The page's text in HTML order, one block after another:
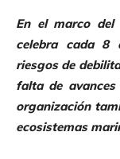
En el marco del
celebra cada 8
riesgos de
falta de avances
organización
ecosistemas